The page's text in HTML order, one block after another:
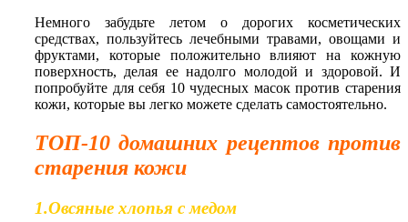
Немного забудьте летом о дорогих косметических
средствах, пользуйтесь лечебными травами, овощами и
фруктами, которые положительно влияют на кожную
поверхность, делая ее надолго молодой и здоровой. И
попробуйте для себя 10 чудесных масок против старения
кожи, которые вы легко можете сделать самостоятельно.
ТОП-10 домашних рецептов против
старения кожи
1.Овсяные хлопья с медом